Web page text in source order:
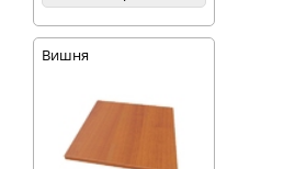
Вишня